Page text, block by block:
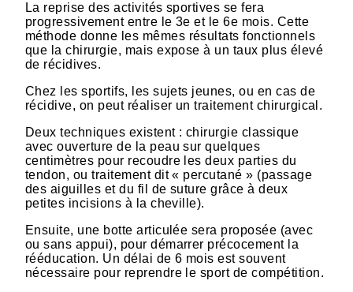
La reprise des activités sportives se fera
progressivement entre le 3e et le 6e mois. Cette
méthode donne les mêmes résultats fonctionnels
que la chirurgie, mais expose à un taux plus élevé
de récidives.
Chez les sportifs, les sujets jeunes, ou en cas de
récidive, on peut réaliser un traitement chirurgical.
Deux techniques existent : chirurgie classique
avec ouverture de la peau sur quelques
centimètres pour recoudre les deux parties du
tendon, ou traitement dit « percutané » (passage
des aiguilles et du fil de suture grâce à deux
petites incisions à la cheville).
Ensuite, une botte articulée sera proposée (avec
ou sans appui), pour démarrer précocement la
rééducation. Un délai de 6 mois est souvent
nécessaire pour reprendre le sport de compétition.